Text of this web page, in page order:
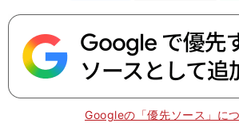
Googleの「優先ソース」に